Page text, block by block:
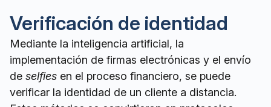
Verificación de identidad
Mediante la inteligencia artificial, la
implementación de firmas electrónicas y el envío
de selfies en el proceso financiero, se puede
verificar la identidad de un cliente a distancia.